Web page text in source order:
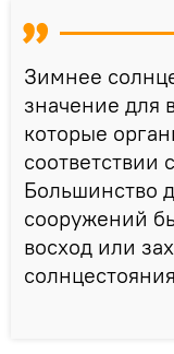
Зимнее
значение для
которые
Большинство
сооружений
восход или